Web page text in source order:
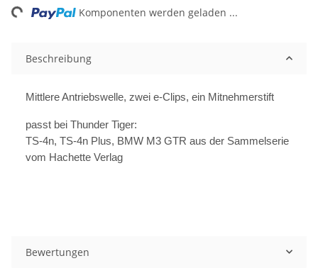
Komponenten werden geladen ...
Beschreibung
Mittlere Antriebswelle, zwei e-Clips, ein Mitnehmerstift
passt bei Thunder Tiger:
TS-4n, TS-4n Plus, BMW M3 GTR aus der Sammelserie
vom Hachette Verlag
Bewertungen